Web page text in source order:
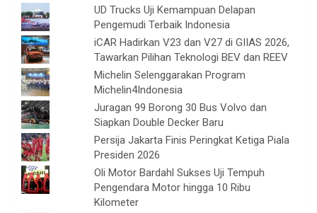
UD Trucks Uji Kemampuan Delapan
Pengemudi Terbaik Indonesia
iCAR Hadirkan V23 dan V27 di GIIAS 2026,
Tawarkan Pilihan Teknologi BEV dan REEV
Michelin Selenggarakan Program
Michelin4Indonesia
Juragan 99 Borong 30 Bus Volvo dan
Siapkan Double Decker Baru
Persija Jakarta Finis Peringkat Ketiga Piala
Presiden 2026
Oli Motor Bardahl Sukses Uji Tempuh
Pengendara Motor hingga 10 Ribu
Kilometer